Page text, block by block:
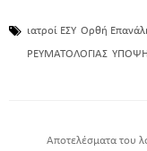
ιατροί ΕΣΥ Ορθή
ΡΕΥΜΑΤΟΛΟΓΙΑΣ
Aποτελέσματα του